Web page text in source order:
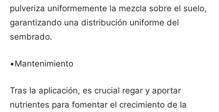
pulveriza uniformemente la mezcla sobre el suelo,
garantizando una distribución uniforme del
sembrado.
▪️Mantenimiento
Tras la aplicación, es crucial regar y aportar
nutrientes para fomentar el crecimiento de la